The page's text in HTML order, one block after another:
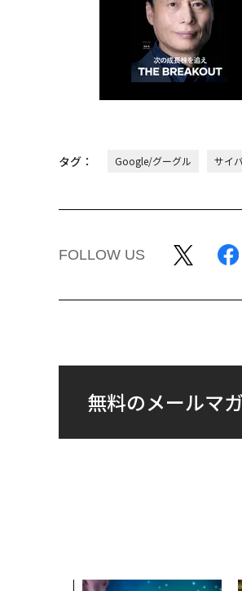
タグ： Google/グーグル サイ
FOLLOW US
無料のメールマ